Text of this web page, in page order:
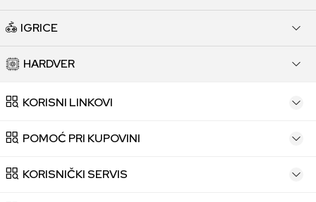
IGRICE
HARDVER
KORISNI LINKOVI
POMOĆ PRI KUPOVINI
KORISNIČKI SERVIS